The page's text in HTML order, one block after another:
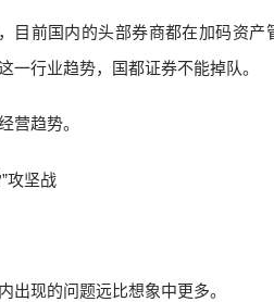
目前国内的头部券商都在加码资产
行业趋势，国都证券不能掉队。
营趋势。
出现的问题远比想象中更多。